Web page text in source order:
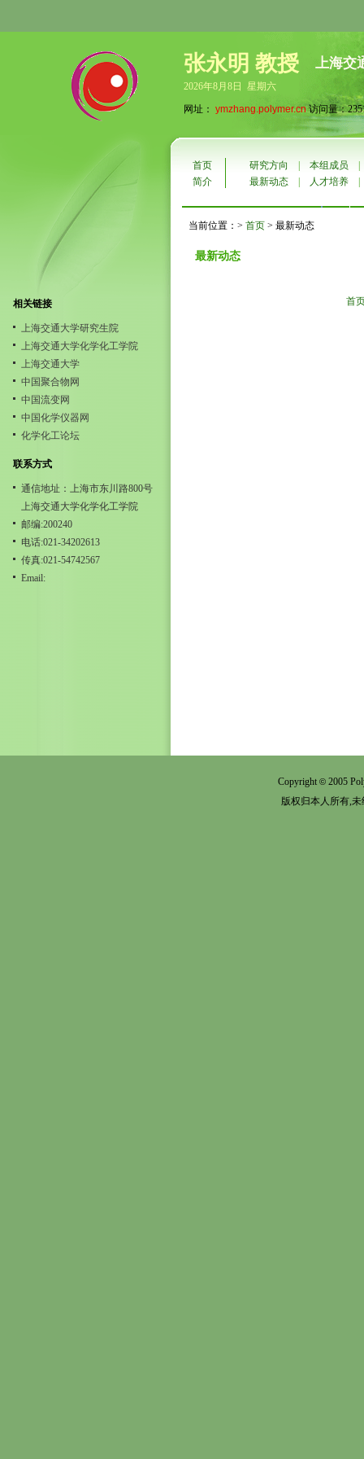
张永明 教授 上海交
2026年8月8日 星期六
网址： ymzhang.polymer.cn访问量：
相关链接
上海交通大学研究生院
上海交通大学化学化工学院
上海交通大学
中国聚合物网
中国流变网
中国化学仪器网
化学化工论坛
联系方式
通信地址：上海市东川路800号
上海交通大学化学化工学院
邮编:200240
电话:021-34202613
传真:021-54742567
Email:
首页 研究方向 本组成员
简介
最新动态 人才培养
当前位置：> 首页 > 最新动态
最新动态
首
Copyright© 2005
版权归本人所有,